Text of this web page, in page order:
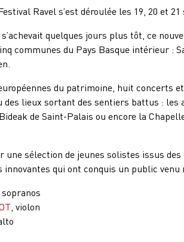
Ravel s’est déroulée les 19, 20 et 21
quelques jours plus tôt, ce
communes du Pays Basque intérieur :
du patrimoine, huit concerts
des lieux sortant des sentiers battus : les
de Saint-Palais ou encore la
une sélection de jeunes solistes issus
innovantes qui ont conquis un public venu
, sopranos
, violon